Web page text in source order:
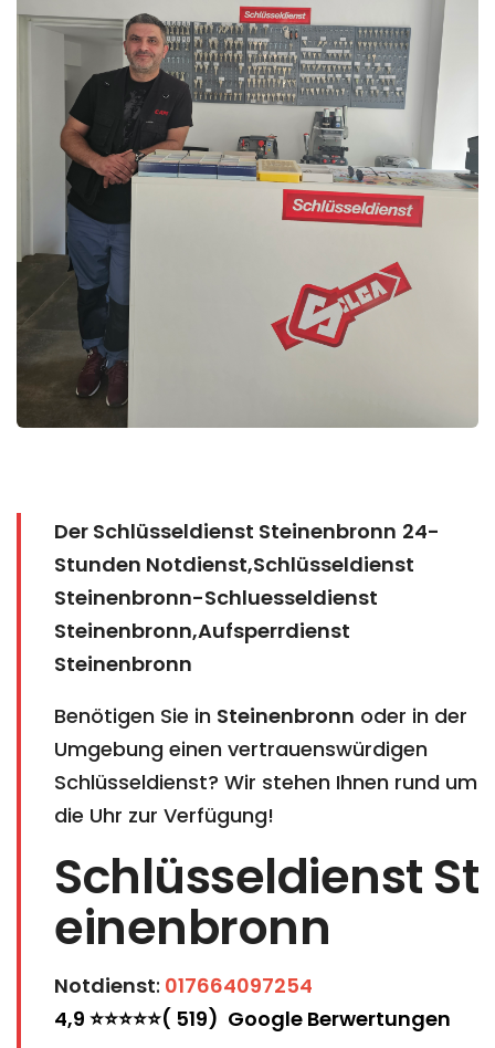
Der Schlüsseldienst Steinenbronn 24-
Stunden Notdienst,Schlüsseldienst
Steinenbronn-Schluesseldienst
Steinenbronn,Aufsperrdienst
Steinenbronn
Benötigen Sie in Steinenbronn oder in der
Umgebung einen vertrauenswürdigen
Schlüsseldienst? Wir stehen Ihnen rund um
die Uhr zur Verfügung!
Schlüsseldienst St
einenbronn
Notdienst: 017664097254
4,9 ⭐⭐⭐⭐⭐( 519) Google Berwertungen